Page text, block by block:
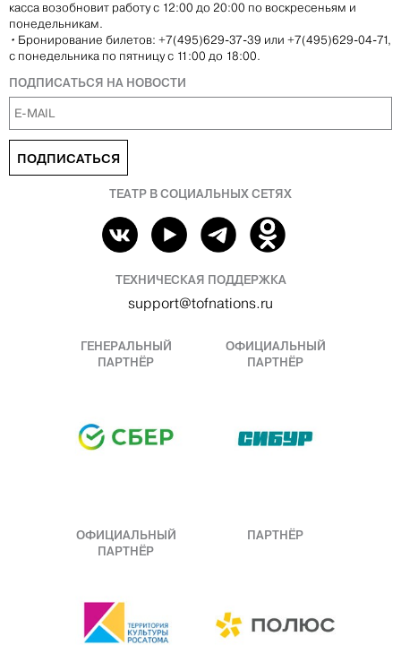
касса возобновит работу с 12:00 до 20:00 по воскресеньям и
понедельникам.
• Бронирование билетов: +7(495)629-37-39 или +7(495)629-04-71,
с понедельника по пятницу с 11:00 до 18:00.
ПОДПИСАТЬСЯ НА НОВОСТИ
ПОДПИСАТЬСЯ
ТЕАТР В СОЦИАЛЬНЫХ СЕТЯХ
ТЕХНИЧЕСКАЯ ПОДДЕРЖКА
support@tofnations.ru
ГЕНЕРАЛЬНЫЙ
ПАРТНЁР
ОФИЦИАЛЬНЫЙ
ПАРТНЁР
ОФИЦИАЛЬНЫЙ
ПАРТНЁР
ПАРТНЁР